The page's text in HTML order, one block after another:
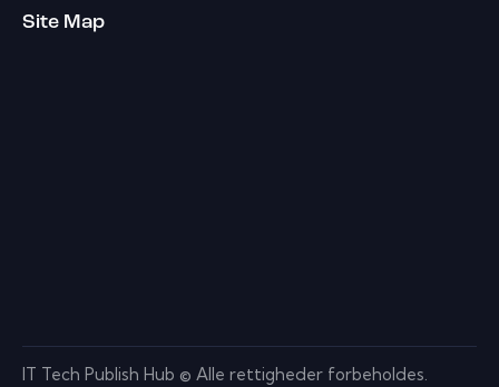
Site Map
IT Tech Publish Hub © Alle rettigheder forbeholdes.